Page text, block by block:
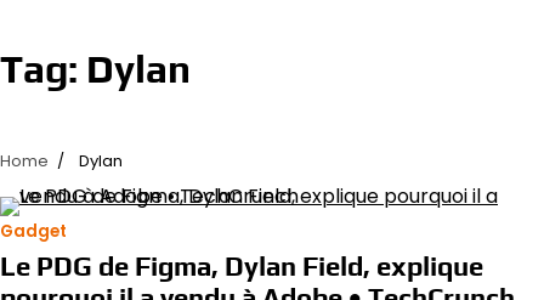
Tag: Dylan
Home Dylan
Gadget
Le PDG de Figma, Dylan Field, explique